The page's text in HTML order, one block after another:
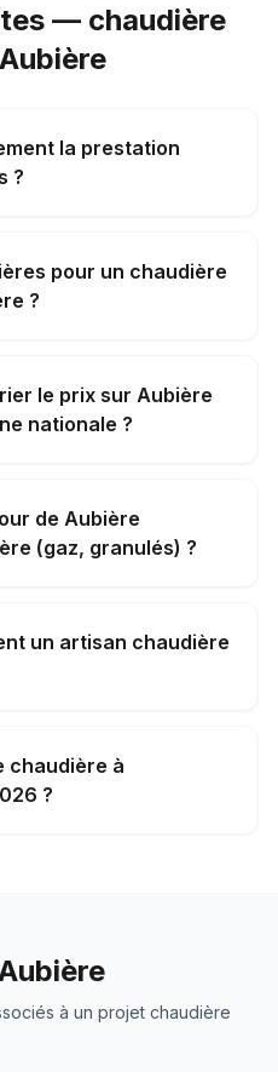
— chaudière
la prestation
?
pour un chaudière
?
le prix sur Aubière
nationale ?
de Aubière
(gaz, granulés) ?
un artisan chaudière
chaudière à
?
à un projet chaudière